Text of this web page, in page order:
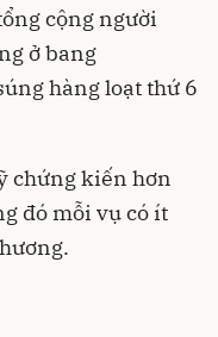
cộng người
ở bang
hàng loạt thứ 6
chứng kiến hơn
đó mỗi vụ có ít